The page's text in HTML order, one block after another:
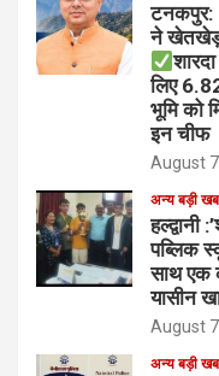
टनकपुर:
ने खेतखेड़ा
लिए
भूमि को
इन चीफ
August
अन्य बड़ी
हल्द्वानी
पब्लिक
साथ एक
यासीन
August
अन्य बड़ी